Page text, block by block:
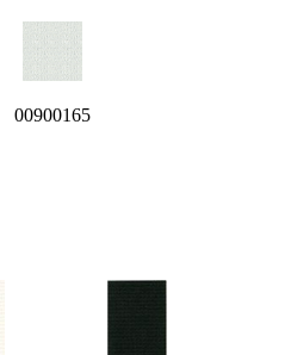
00900165